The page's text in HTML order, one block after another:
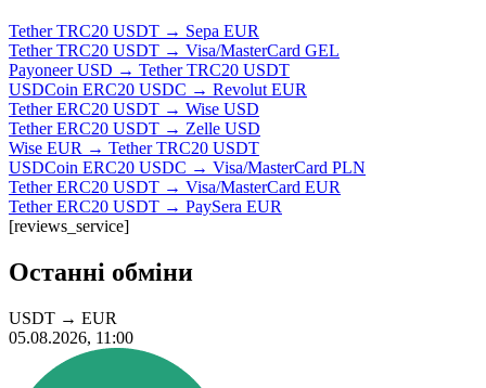
Tether TRC20 USDT → Sepa EUR
Tether TRC20 USDT → Visa/MasterCard GEL
Payoneer USD → Tether TRC20 USDT
USDCoin ERC20 USDC → Revolut EUR
Tether ERC20 USDT → Wise USD
Tether ERC20 USDT → Zelle USD
Wise EUR → Tether TRC20 USDT
USDCoin ERC20 USDC → Visa/MasterCard PLN
Tether ERC20 USDT → Visa/MasterCard EUR
Tether ERC20 USDT → PaySera EUR
[reviews_service]
Останні обміни
USDT → EUR
05.08.2026, 11:00